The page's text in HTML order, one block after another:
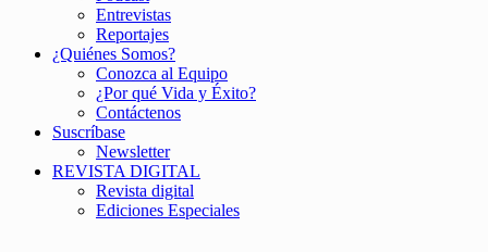
Entrevistas
Reportajes
¿Quiénes Somos?
Conozca al Equipo
¿Por qué Vida y Éxito?
Contáctenos
Suscríbase
Newsletter
REVISTA DIGITAL
Revista digital
Ediciones Especiales